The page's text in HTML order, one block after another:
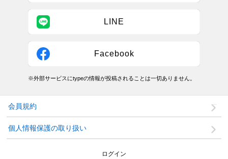
LINE
Facebook
※外部サービスにtypeの情報が投稿されることは一切ありません。
会員規約
個人情報保護の取り扱い
ログイン